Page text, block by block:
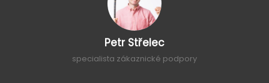
Petr Střelec
specialista zákaznické podpory